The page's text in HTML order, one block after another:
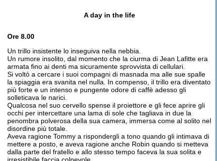
A day in the life
Ore 8.00
Un trillo insistente lo inseguiva nella nebbia.
Un rumore insolito, dal momento che la ciurma di Jean Lafitte era
armata fino ai denti ma sicuramente sprovvista di cellulari.
Si voltò a cercare i suoi compagni di masnada ma alle sue spalle
la spiaggia era svanita nel nulla. In compenso, il trillo era diventato
più forte e un intenso e pungente odore di caffè adesso gli
solleticava le narici.
Qualcosa nel suo cervello spense il proiettore e gli fece aprire gli
occhi per intercettare una lama di sole che tagliava in due la
penombra polverosa della sua camera, immersa come al solito nel
disordine più totale.
Aveva ragione Tommy a rispondergli a tono quando gli intimava di
mettere a posto, e aveva ragione anche Robin quando si metteva
dalla parte del fratello e allo stesso tempo faceva la sua solita e